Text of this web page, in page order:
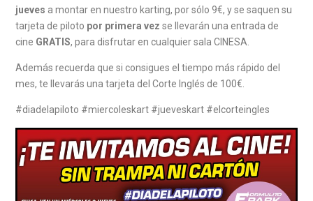
jueves a montar en nuestro karting, por sólo 9€, y se saquen su
tarjeta de piloto por primera vez se llevarán una entrada de
cine GRATIS, para disfrutar en cualquier sala CINESA.
Además recuerda que si consigues el tiempo más rápido del
mes, te llevarás una tarjeta del Corte Inglés de 100€.
#diadelapiloto #miercoleskart #jueveskart #elcorteingles